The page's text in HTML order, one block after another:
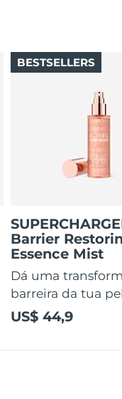
Barrier
Essence Mist
Dá uma
barreira da tua
US$ 44,9
BESTSELLERS